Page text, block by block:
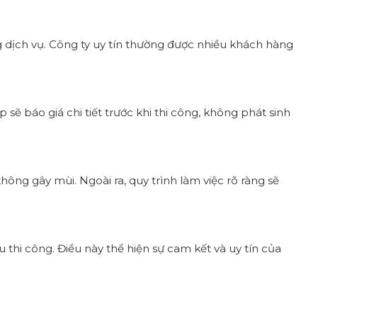
vụ. Công ty uy tín thường được nhiều khách hàng
báo giá chi tiết trước khi thi công, không phát sinh
gây mùi. Ngoài ra, quy trình làm việc rõ ràng sẽ
công. Điều này thể hiện sự cam kết và uy tín của